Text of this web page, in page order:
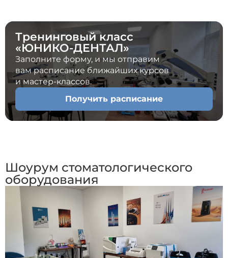
Тренинговый класс
«ЮНИКО-ДЕНТАЛ»
Заполните форму, и мы отправим
вам расписание ближайших курсов
и мастер-классов.
Получить расписание
Шоурум стоматологического
оборудования